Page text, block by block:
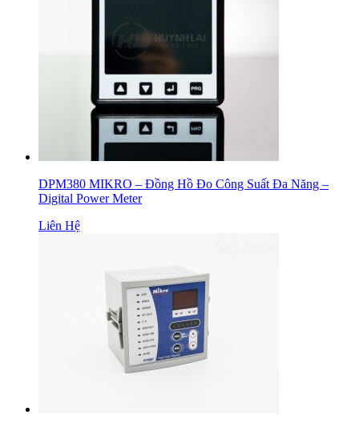
DPM380 MIKRO – Đồng Hồ Đo Công Suất Đa Năng –
Digital Power Meter
Liên Hệ